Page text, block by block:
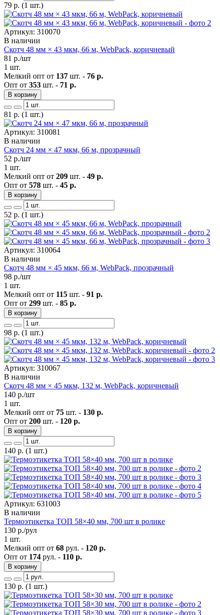
79 р. (1 шт.)
Артикул: 310070
В наличии
Скотч 48 мм × 43 мкм, 66 м, WebPack, коричневый
81 р./шт
1 шт.
Мелкий опт от 137 шт. - 76 р.
Опт от 353 шт. - 71 р.
В корзину
81 р. (1 шт.)
Артикул: 310081
В наличии
Скотч 24 мм × 47 мкм, 66 м, прозрачный
52 р./шт
1 шт.
Мелкий опт от 209 шт. - 49 р.
Опт от 578 шт. - 45 р.
В корзину
52 р. (1 шт.)
Артикул: 310064
В наличии
Скотч 48 мм × 45 мкм, 66 м, WebPack, прозрачный
98 р./шт
1 шт.
Мелкий опт от 115 шт. - 91 р.
Опт от 299 шт. - 85 р.
В корзину
98 р. (1 шт.)
Артикул: 310067
В наличии
Скотч 48 мм × 45 мкм, 132 м, WebPack, коричневый
140 р./шт
1 шт.
Мелкий опт от 75 шт. - 130 р.
Опт от 200 шт. - 120 р.
В корзину
140 р. (1 шт.)
Артикул: 631003
В наличии
Термоэтикетка ТОП 58×40 мм, 700 шт в ролике
130 р./рул
1 шт.
Мелкий опт от 68 рул. - 120 р.
Опт от 174 рул. - 110 р.
В корзину
130 р. (1 шт.)